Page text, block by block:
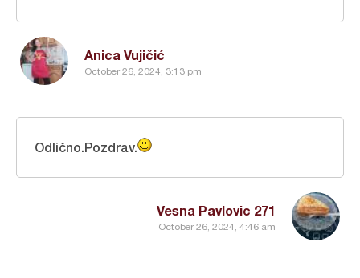
Anica Vujičić
October 26, 2024, 3:13 pm
Vesna Pavlovic 271
October 26, 2024, 4:46 am
Odlično.Pozdrav.